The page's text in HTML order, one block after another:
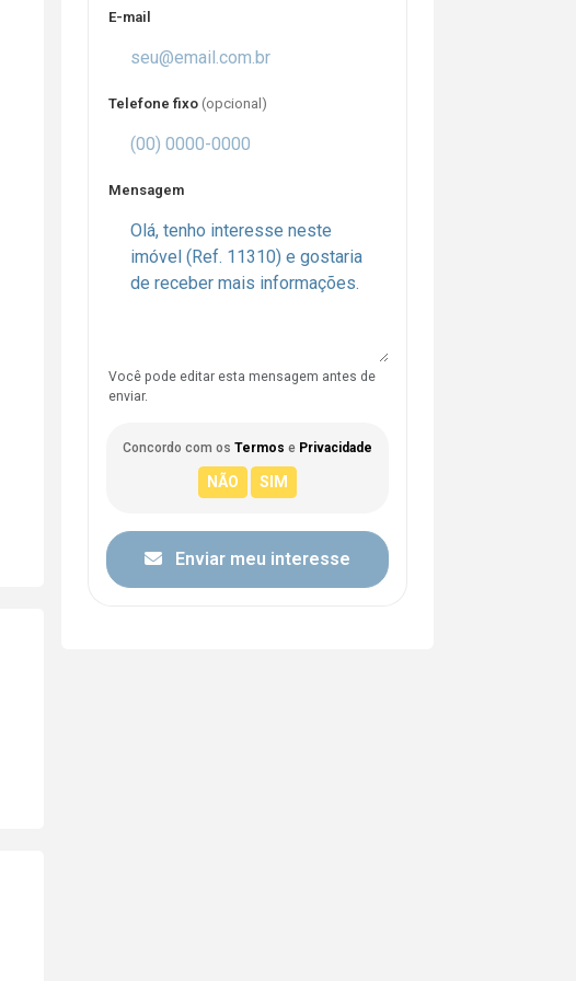
E-mail
Telefone fixo (opcional)
Mensagem
Você pode editar esta mensagem antes de
enviar.
Concordo com os Termos e Privacidade
Enviar meu interesse